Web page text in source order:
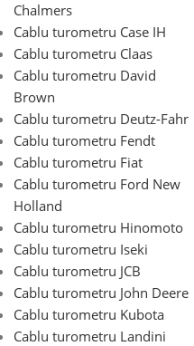
Chalmers
Cablu turometru Case IH
Cablu turometru Claas
Cablu turometru David
Brown
Cablu turometru Deutz-Fahr
Cablu turometru Fendt
Cablu turometru Fiat
Cablu turometru Ford New
Holland
Cablu turometru Hinomoto
Cablu turometru Iseki
Cablu turometru JCB
Cablu turometru John Deere
Cablu turometru Kubota
Cablu turometru Landini